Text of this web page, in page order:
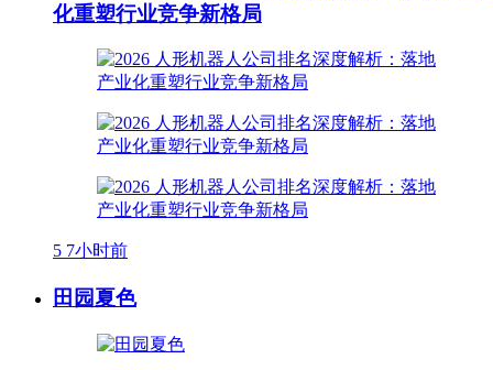
化重塑行业竞争新格局
5 7小时前
田园夏色